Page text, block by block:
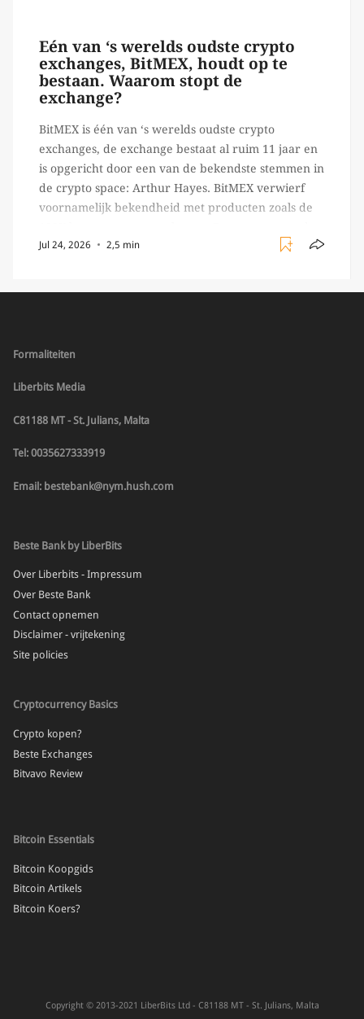
Eén van ‘s werelds oudste crypto
exchanges, BitMEX, houdt op te
bestaan. Waarom stopt de
exchange?
BitMEX is één van ‘s werelds oudste crypto
exchanges, de exchange bestaat al ruim 11 jaar en
is opgericht door een van de bekendste stemmen in
de crypto space: Arthur Hayes. BitMEX verwierf
voornamelijk bekendheid met producten zoals de
exchange vooral bekend om het brede aanbod in
Jul 24, 2026 2,5 min
Formaliteiten
Liberbits Media
C81188 MT - St. Julians, Malta
Tel: 0035627333919
Email: bestebank@nym.hush.com
Beste Bank by LiberBits
Over Liberbits - Impressum
Over Beste Bank
Contact opnemen
Disclaimer - vrijtekening
Site policies
Cryptocurrency Basics
Crypto kopen?
Beste Exchanges
Bitvavo Review
Bitcoin Essentials
Bitcoin Koopgids
Bitcoin Artikels
Bitcoin Koers?
Copyright © 2013-2021 LiberBits Ltd - C81188 MT - St. Julians, Malta